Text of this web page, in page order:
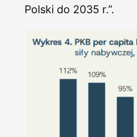
Polski do 2035 r.”.